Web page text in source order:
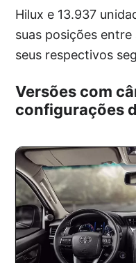
Hilux e 13.937
suas posições
seus respectivos
Versões com
configurações